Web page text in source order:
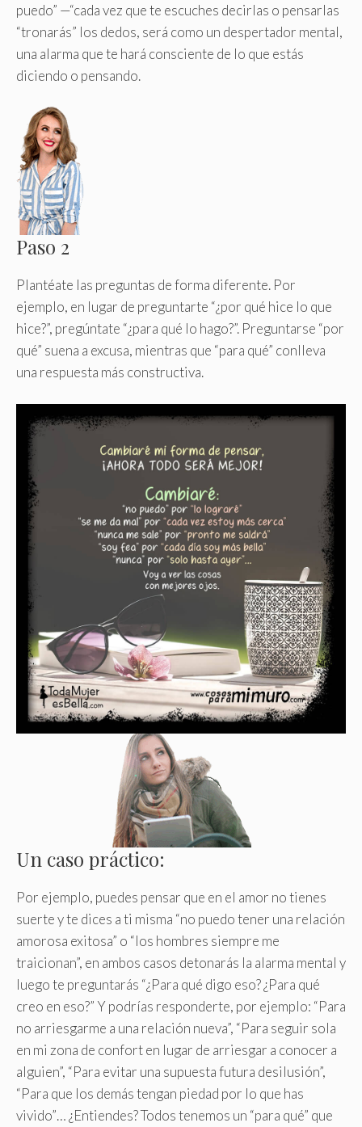
puedo” —“cada vez que te escuches decirlas o pensarlas
“tronarás” los dedos, será como un despertador mental,
una alarma que te hará consciente de lo que estás
diciendo o pensando.
Paso 2
Plantéate las preguntas de forma diferente. Por
ejemplo, en lugar de preguntarte “¿por qué hice lo que
hice?”, pregúntate “¿para qué lo hago?”. Preguntarse “por
qué” suena a excusa, mientras que “para qué” conlleva
una respuesta más constructiva.
Un caso práctico:
Por ejemplo, puedes pensar que en el amor no tienes
suerte y te dices a ti misma “no puedo tener una relación
amorosa exitosa” o “los hombres siempre me
traicionan”, en ambos casos detonarás la alarma mental y
luego te preguntarás “¿Para qué digo eso? ¿Para qué
creo en eso?” Y podrías responderte, por ejemplo: “Para
no arriesgarme a una relación nueva”, “Para seguir sola
en mi zona de confort en lugar de arriesgar a conocer a
alguien”, “Para evitar una supuesta futura desilusión”,
“Para que los demás tengan piedad por lo que has
vivido”… ¿Entiendes? Todos tenemos un “para qué” que